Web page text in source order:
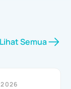
Lihat Semua